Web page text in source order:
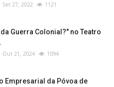
Set 27, 2022 1121
Guerra Colonial?" no Teatro
Out 21, 2024 1094
Empresarial da Póvoa de